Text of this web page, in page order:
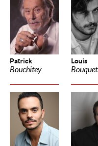
Patrick
Bouchitey
Louis
Bouquet